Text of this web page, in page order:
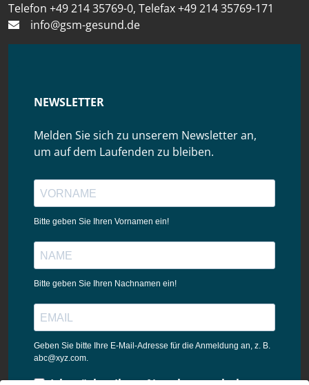
Telefon +49 214 35769-0, Telefax +49 214 35769-171
info@gsm-gesund.de
NEWSLETTER
Melden Sie sich zu unserem Newsletter an,
um auf dem Laufenden zu bleiben.
Bitte geben Sie Ihren Vornamen ein!
Bitte geben Sie Ihren Nachnamen ein!
Geben Sie bitte Ihre E-Mail-Adresse für die Anmeldung an, z. B.
abc@xyz.com.